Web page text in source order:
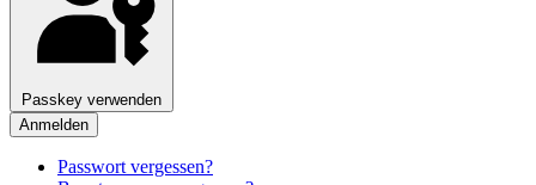
Passkey verwenden
Anmelden
Passwort vergessen?